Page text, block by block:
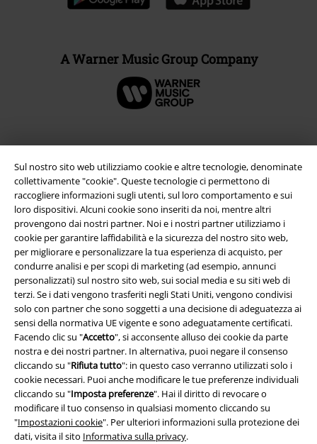
Sul nostro sito web utilizziamo cookie e altre tecnologie, denominate
collettivamente "cookie". Queste tecnologie ci permettono di
raccogliere informazioni sugli utenti, sul loro comportamento e sui
loro dispositivi. Alcuni cookie sono inseriti da noi, mentre altri
provengono dai nostri partner. Noi e i nostri partner utilizziamo i
cookie per garantire laffidabilità e la sicurezza del nostro sito web,
per migliorare e personalizzare la tua esperienza di acquisto, per
condurre analisi e per scopi di marketing (ad esempio, annunci
personalizzati) sul nostro sito web, sui social media e su siti web di
terzi. Se i dati vengono trasferiti negli Stati Uniti, vengono condivisi
solo con partner che sono soggetti a una decisione di adeguatezza ai
sensi della normativa UE vigente e sono adeguatamente certificati.
Facendo clic su "Accetto", si acconsente alluso dei cookie da parte
nostra e dei nostri partner. In alternativa, puoi negare il consenso
cliccando su "Rifiuta tutto": in questo caso verranno utilizzati solo i
cookie necessari. Puoi anche modificare le tue preferenze individuali
cliccando su "Imposta preferenze". Hai il diritto di revocare o
modificare il tuo consenso in qualsiasi momento cliccando su
"Impostazioni cookie". Per ulteriori informazioni sulla protezione dei
dati, visita il sito Informativa sulla privacy.
A Warner Music Group Company
Info legali
Termini & Condizioni
Redazione
Legge sulla Privacy
Smaltimento rifiuti e protezione dell’ambiente
Dichiarazione di Conformità